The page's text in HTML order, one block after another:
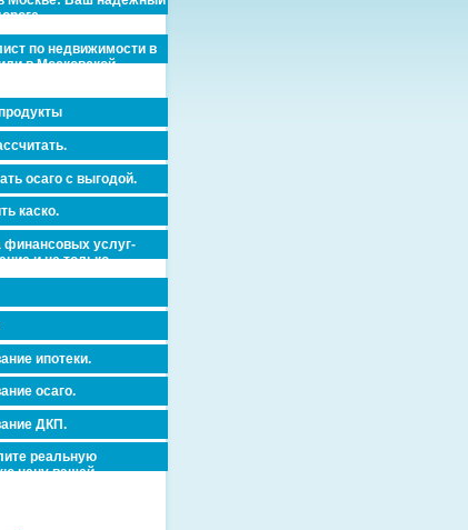
0-
по недвижимости в
в Московской
осаго с выгодой.
каско.
финансовых услуг-
и не только.
ипотеки.
осаго.
ДКП.
реальную
цену вашей